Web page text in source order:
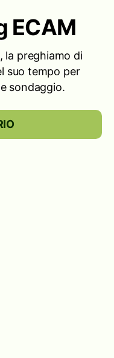
ECAM
la preghiamo di
suo tempo per
sondaggio.